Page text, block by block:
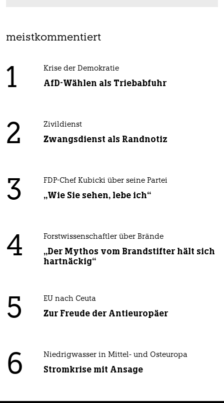
meistkommentiert
1 Krise der Demokratie
AfD-Wählen als Triebabfuhr
2 Zivildienst
Zwangsdienst als Randnotiz
3 FDP-Chef Kubicki über seine Partei
„Wie Sie sehen, lebe ich“
4 Forstwissenschaftler über Brände
„Der Mythos vom Brandstifter hält sich
hartnäckig“
5 EU nach Ceuta
Zur Freude der Antieuropäer
6 Niedrigwasser in Mittel- und Osteuropa
Stromkrise mit Ansage